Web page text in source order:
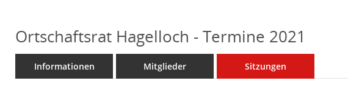
Ortschaftsrat Hagelloch - Termine 2021
Informationen Mitglieder Sitzungen